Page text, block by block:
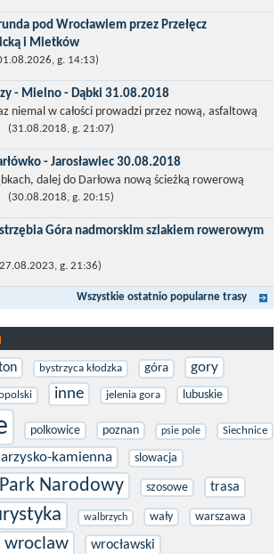
pod Wrocławiem przez Przełęcz
i Mietków
runda pod Wrocławiem, raczej płaska z jednym
na Przełęcz Sulistrowicką od strony Olesznej.
na...
g. 14:13)
- Mielno - Dąbki 31.08.2018
niemal w całości prowadzi przez nową, asfaltową
(od Dąbek do Iwięcina wzdłuż drogi 203).
to trasa nie...
(31.08.2018, g. 21:07)
- Jarosławiec 30.08.2018
dalej do Darłowa nową ścieżką rowerową
rowerową), gdzie na pierwszym rondzie zjazd
Zachodniego....
(30.08.2018, g. 20:15)
Góra nadmorskim szlakiem rowerowym
Szlak Rowerowy R-10, jest częścią sieci
wzdłuż brzegu dookoła Morza Bałtyckiego.
w sumie ponad 8500...
g. 21:36)
Wszystkie ostatnio popularne trasy
bystrzyca kłodzka góra gory
inne jelenia gora lubuskie
polkowice poznan psie pole Siechnice
kamienna slowacja
Narodowy szosowe trasa
walbrzych wały warszawa
wroclaw wrocławski